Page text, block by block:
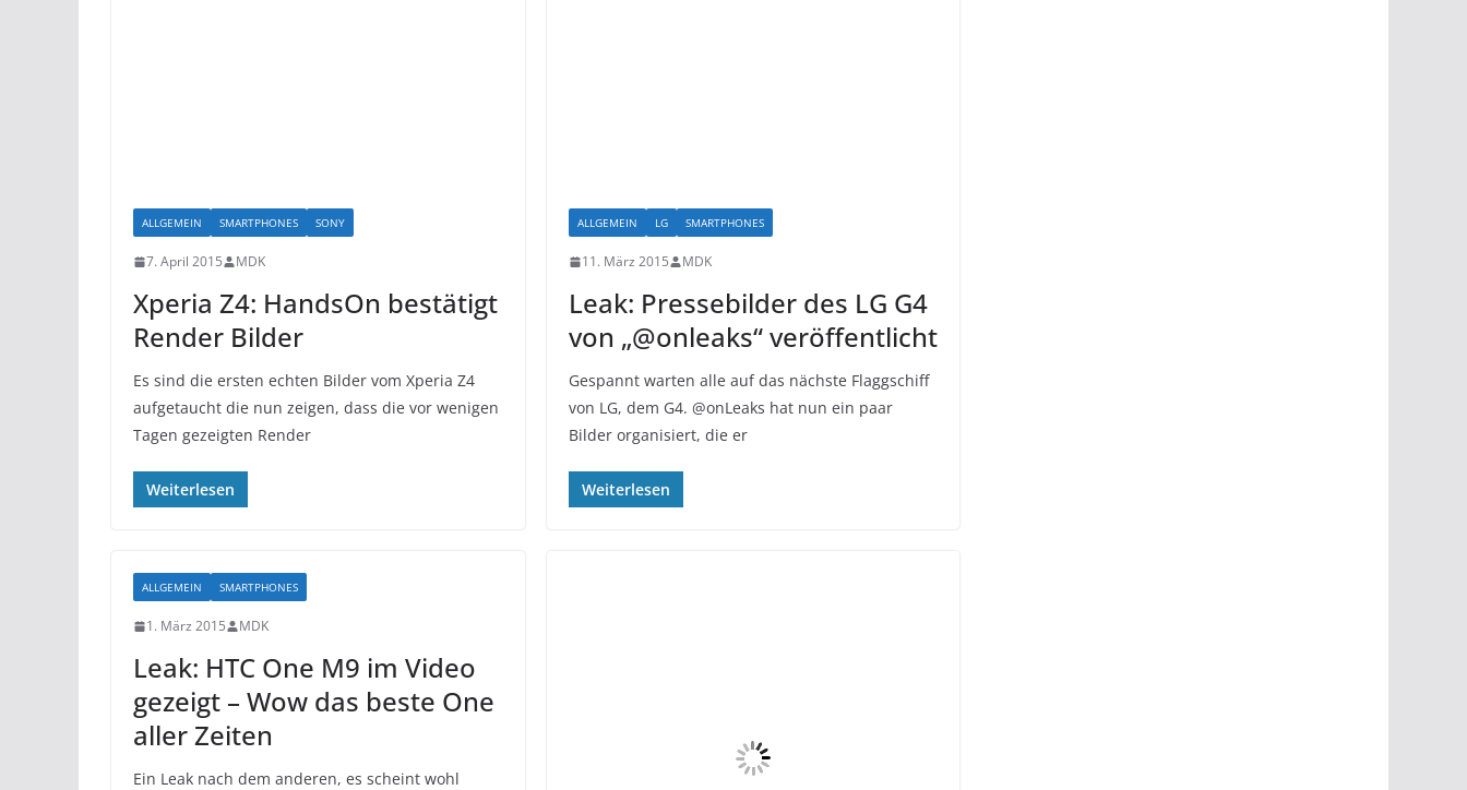
ALLGEMEIN SMARTPHONES SONY
7. April 2015 MDK
Xperia Z4: HandsOn bestätigt
Render Bilder
Es sind die ersten echten Bilder vom Xperia Z4
aufgetaucht die nun zeigen, dass die vor wenigen
Tagen gezeigten Render
Weiterlesen
ALLGEMEIN LG SMARTPHONES
11. März 2015 MDK
Leak: Pressebilder des LG G4
von „@onleaks“ veröffentlicht
Gespannt warten alle auf das nächste Flaggschiff
von LG, dem G4. @onLeaks hat nun ein paar
Bilder organisiert, die er
Weiterlesen
ALLGEMEIN SMARTPHONES
1. März 2015 MDK
Leak: HTC One M9 im Video
gezeigt – Wow das beste One
aller Zeiten
Ein Leak nach dem anderen, es scheint wohl